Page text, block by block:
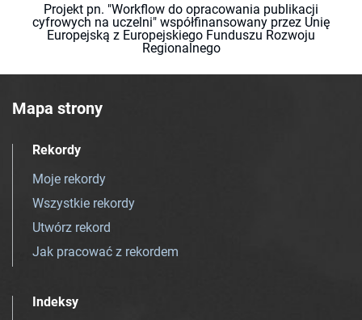
Projekt pn. "Workflow do opracowania publikacji
cyfrowych na uczelni" współfinansowany przez Unię
Europejską z Europejskiego Funduszu Rozwoju
Regionalnego
Mapa strony
Rekordy
Moje rekordy
Wszystkie rekordy
Utwórz rekord
Jak pracować z rekordem
Indeksy